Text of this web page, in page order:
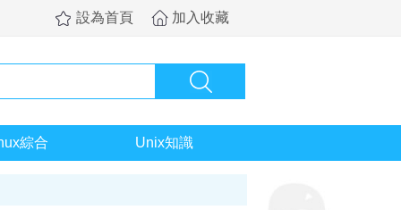
設為首頁 加入收藏
綜合 Unix知識